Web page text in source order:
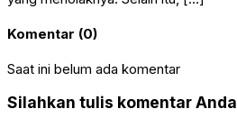
Komentar (0)
Saat ini belum ada komentar
Silahkan tulis komentar Anda